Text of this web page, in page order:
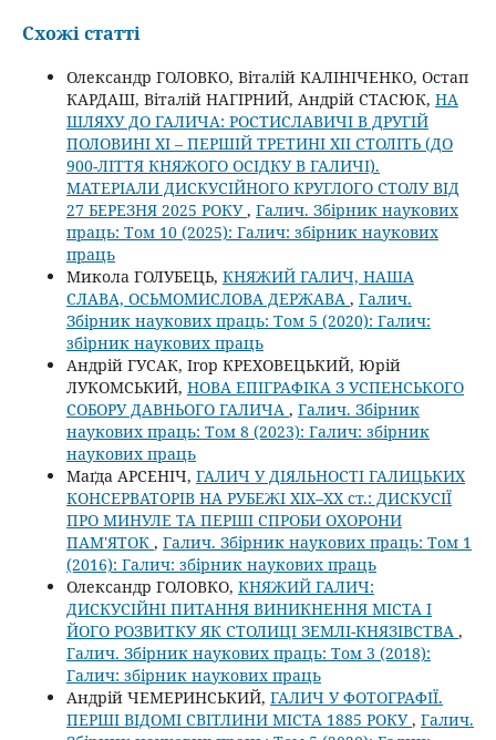
Схожі статті
Олександр ГОЛОВКО, Віталій КАЛІНІЧЕНКО, Остап
КАРДАШ, Віталій НАГІРНИЙ, Андрій СТАСЮК, НА
ШЛЯХУ ДО ГАЛИЧА: РОСТИСЛАВИЧІ В ДРУГІЙ
ПОЛОВИНІ ХІ – ПЕРШІЙ ТРЕТИНІ ХІІ СТОЛІТЬ (ДО
900-ЛІТТЯ КНЯЖОГО ОСІДКУ В ГАЛИЧІ).
МАТЕРІАЛИ ДИСКУСІЙНОГО КРУГЛОГО СТОЛУ ВІД
27 БЕРЕЗНЯ 2025 РОКУ, Галич. Збірник наукових
праць: Том 10 (2025): Галич: збірник наукових
праць
Микола ГОЛУБЕЦЬ, КНЯЖИЙ ГАЛИЧ, НАША
СЛАВА, ОСЬМОМИСЛОВА ДЕРЖАВА , Галич.
Збірник наукових праць: Том 5 (2020): Галич:
збірник наукових праць
Андрій ГУСАК, Ігор КРЕХОВЕЦЬКИЙ, Юрій
ЛУКОМСЬКИЙ, НОВА ЕПІГРАФІКА З УСПЕНСЬКОГО
СОБОРУ ДАВНЬОГО ГАЛИЧА , Галич. Збірник
наукових праць: Том 8 (2023): Галич: збірник
наукових праць
Маґда АРСЕНІЧ, ГАЛИЧ У ДІЯЛЬНОСТІ ГАЛИЦЬКИХ
КОНСЕРВАТОРІВ НА РУБЕЖІ ХІХ–ХХ ст.: ДИСКУСІЇ
ПРО МИНУЛЕ ТА ПЕРШІ СПРОБИ ОХОРОНИ
ПАМ'ЯТОК , Галич. Збірник наукових праць: Том 1
(2016): Галич: збірник наукових праць
Олександр ГОЛОВКО, КНЯЖИЙ ГАЛИЧ:
ДИСКУСІЙНІ ПИТАННЯ ВИНИКНЕННЯ МІСТА І
ЙОГО РОЗВИТКУ ЯК СТОЛИЦІ ЗЕМЛІ-КНЯЗІВСТВА ,
Галич. Збірник наукових праць: Том 3 (2018):
Галич: збірник наукових праць
Андрій ЧЕМЕРИНСЬКИЙ, ГАЛИЧ У ФОТОГРАФІЇ.
ПЕРШІ ВІДОМІ СВІТЛИНИ МІСТА 1885 РОКУ, Галич.